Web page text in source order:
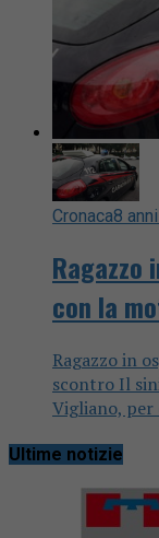
Cronaca8
Ragazzo
con la
Ragazzo in
scontro Il
Vigliano, per
Ultime notizie